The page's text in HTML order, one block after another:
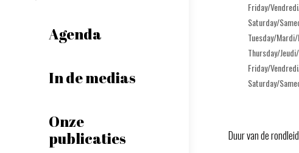
Agenda
In de medias
Onze
publicaties
Friday/
Saturday/
Tuesday/
Thursday/
Friday/
Saturday/
Duur van de